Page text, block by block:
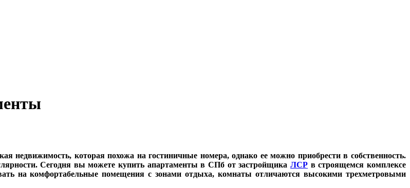
недвижимость, которая похожа на гостиничные номера, однако ее можно приобрести в собственность.
Сегодня вы можете купить апартаменты в СПб от застройщикаЛСР в строящемся комплексе
на комфортабельные помещения с зонами отдыха, комнаты отличаются высокими трехметровыми